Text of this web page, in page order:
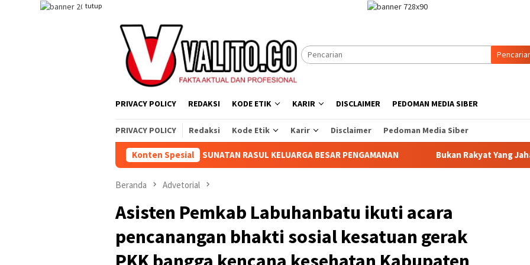
tutup
PRIVACY POLICY REDAKSI KODE ETIK KARIR DISCLAIMER PEDOMAN MEDIA SIBER
PRIVACY POLICY Redaksi Kode Etik Karir Disclaimer Pedoman Media Siber
Konten Spesial
DI ACARA SELAMATAN SUNATAN RASUL KELUARGA BESAR PENGAMANAN Bukan Rakyat Yang Jahat, Tetapi Sistem
Beranda Advetorial
Asisten Pemkab Labuhanbatu ikuti acara
pencanangan bhakti sosial kesatuan gerak